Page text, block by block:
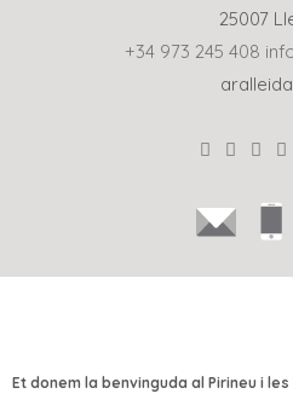
25007
+34 973 245 408
Et donem la benvinguda al Pirineu i